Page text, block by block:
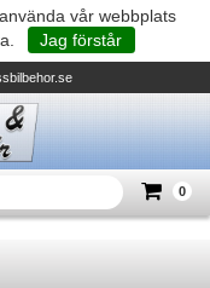
vår webbplats
Jag förstår
0